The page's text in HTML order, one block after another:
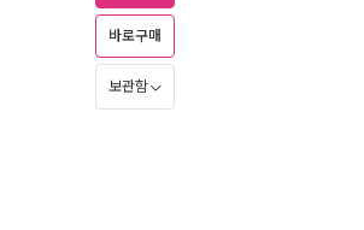
바로구매
보관함